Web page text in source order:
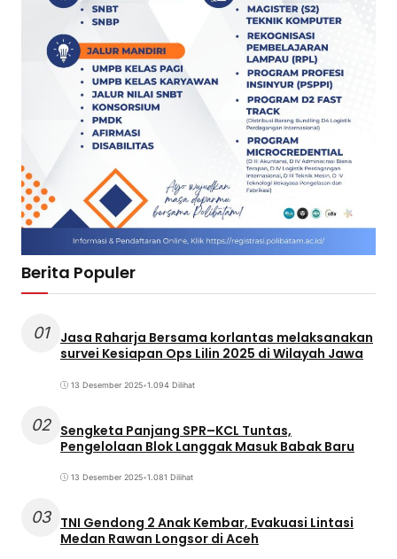
Berita Populer
01
Jasa Raharja Bersama korlantas melaksanakan
survei Kesiapan Ops Lilin 2025 di Wilayah Jawa
13 Desember 2025•1.094 Dilihat
02 Sengketa Panjang SPR–KCL Tuntas,
Pengelolaan Blok Langgak Masuk Babak Baru
13 Desember 2025•1.081 Dilihat
03 TNI Gendong 2 Anak Kembar, Evakuasi Lintasi
Medan Rawan Longsor di Aceh